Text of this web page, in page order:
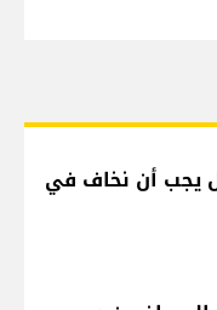
يجب أن نخاف في